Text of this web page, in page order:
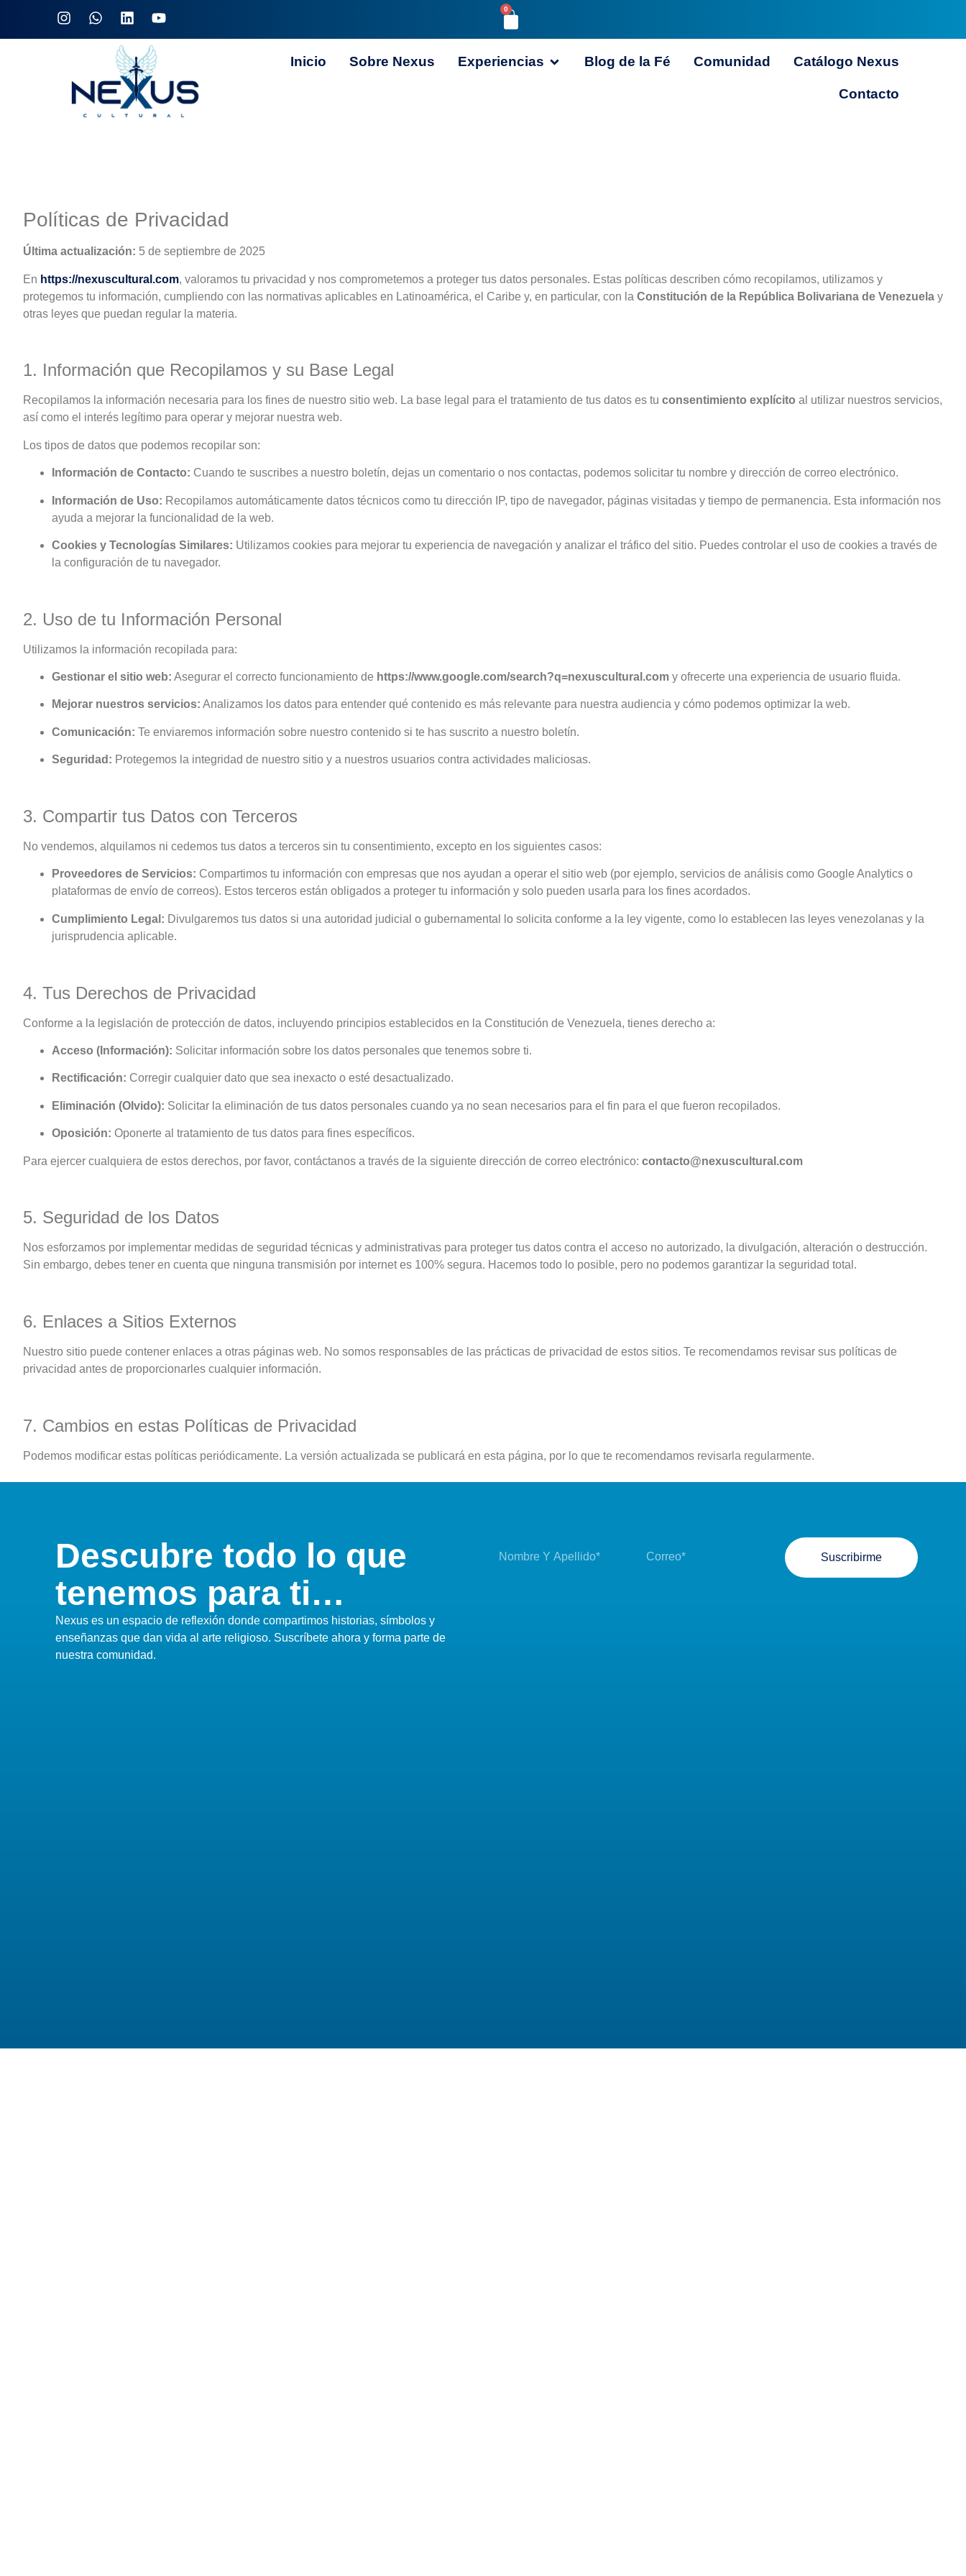
0
Inicio Sobre Nexus Experiencias Blog de la Fé Comunidad Catálogo Nexus
Contacto
Políticas de Privacidad
Última actualización: 5 de septiembre de 2025
En https://nexuscultural.com, valoramos tu privacidad y nos comprometemos a proteger tus datos personales. Estas políticas describen cómo recopilamos, utilizamos y
protegemos tu información, cumpliendo con las normativas aplicables en Latinoamérica, el Caribe y, en particular, con la Constitución de la República Bolivariana de Venezuela y
otras leyes que puedan regular la materia.
1. Información que Recopilamos y su Base Legal
Recopilamos la información necesaria para los fines de nuestro sitio web. La base legal para el tratamiento de tus datos es tu consentimiento explícito al utilizar nuestros servicios,
así como el interés legítimo para operar y mejorar nuestra web.
Los tipos de datos que podemos recopilar son:
Información de Contacto: Cuando te suscribes a nuestro boletín, dejas un comentario o nos contactas, podemos solicitar tu nombre y dirección de correo electrónico.
Información de Uso: Recopilamos automáticamente datos técnicos como tu dirección IP, tipo de navegador, páginas visitadas y tiempo de permanencia. Esta información nos
ayuda a mejorar la funcionalidad de la web.
Cookies y Tecnologías Similares: Utilizamos cookies para mejorar tu experiencia de navegación y analizar el tráfico del sitio. Puedes controlar el uso de cookies a través de
la configuración de tu navegador.
2. Uso de tu Información Personal
Utilizamos la información recopilada para:
Gestionar el sitio web: Asegurar el correcto funcionamiento de https://www.google.com/search?q=nexuscultural.com y ofrecerte una experiencia de usuario fluida.
Mejorar nuestros servicios: Analizamos los datos para entender qué contenido es más relevante para nuestra audiencia y cómo podemos optimizar la web.
Comunicación: Te enviaremos información sobre nuestro contenido si te has suscrito a nuestro boletín.
Seguridad: Protegemos la integridad de nuestro sitio y a nuestros usuarios contra actividades maliciosas.
3. Compartir tus Datos con Terceros
No vendemos, alquilamos ni cedemos tus datos a terceros sin tu consentimiento, excepto en los siguientes casos:
Proveedores de Servicios: Compartimos tu información con empresas que nos ayudan a operar el sitio web (por ejemplo, servicios de análisis como Google Analytics o
plataformas de envío de correos). Estos terceros están obligados a proteger tu información y solo pueden usarla para los fines acordados.
Cumplimiento Legal: Divulgaremos tus datos si una autoridad judicial o gubernamental lo solicita conforme a la ley vigente, como lo establecen las leyes venezolanas y la
jurisprudencia aplicable.
4. Tus Derechos de Privacidad
Conforme a la legislación de protección de datos, incluyendo principios establecidos en la Constitución de Venezuela, tienes derecho a:
Acceso (Información): Solicitar información sobre los datos personales que tenemos sobre ti.
Rectificación: Corregir cualquier dato que sea inexacto o esté desactualizado.
Eliminación (Olvido): Solicitar la eliminación de tus datos personales cuando ya no sean necesarios para el fin para el que fueron recopilados.
Oposición: Oponerte al tratamiento de tus datos para fines específicos.
Para ejercer cualquiera de estos derechos, por favor, contáctanos a través de la siguiente dirección de correo electrónico: contacto@nexuscultural.com
5. Seguridad de los Datos
Nos esforzamos por implementar medidas de seguridad técnicas y administrativas para proteger tus datos contra el acceso no autorizado, la divulgación, alteración o destrucción.
Sin embargo, debes tener en cuenta que ninguna transmisión por internet es 100% segura. Hacemos todo lo posible, pero no podemos garantizar la seguridad total.
6. Enlaces a Sitios Externos
Nuestro sitio puede contener enlaces a otras páginas web. No somos responsables de las prácticas de privacidad de estos sitios. Te recomendamos revisar sus políticas de
privacidad antes de proporcionarles cualquier información.
7. Cambios en estas Políticas de Privacidad
Podemos modificar estas políticas periódicamente. La versión actualizada se publicará en esta página, por lo que te recomendamos revisarla regularmente.
Descubre todo lo que
tenemos para ti…
Nexus es un espacio de reflexión donde compartimos historias, símbolos y
enseñanzas que dan vida al arte religioso. Suscríbete ahora y forma parte de
nuestra comunidad.
Suscribirme